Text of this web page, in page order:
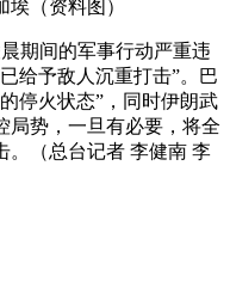
（资料图）
期间的军事行动严重违
给予敌人沉重打击”。巴
停火状态”，同时伊朗武
局势，一旦有必要，将全
。（总台记者 李健南 李